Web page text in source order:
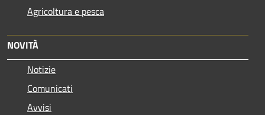
Agricoltura e pesca
NOVITÀ
Notizie
Comunicati
Avvisi